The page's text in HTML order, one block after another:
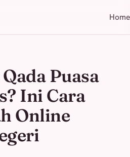
Home
Puasa
Ini Cara
Online